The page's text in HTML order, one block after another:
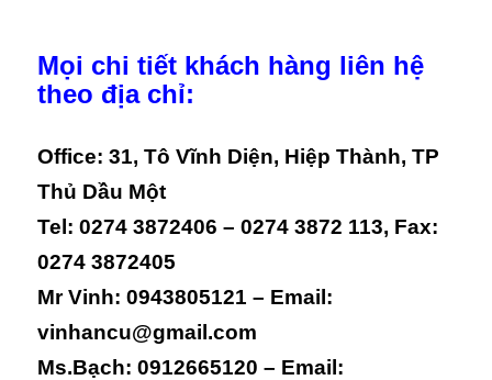
Mọi chi tiết khách hàng liên hệ
theo địa chỉ:
Office: 31, Tô Vĩnh Diện, Hiệp Thành, TP
Thủ Dầu Một
Tel: 0274 3872406 – 0274 3872 113, Fax:
0274 3872405
Mr Vinh: 0943805121 – Email:
vinhancu@gmail.com
Ms.Bạch: 0912665120 – Email: